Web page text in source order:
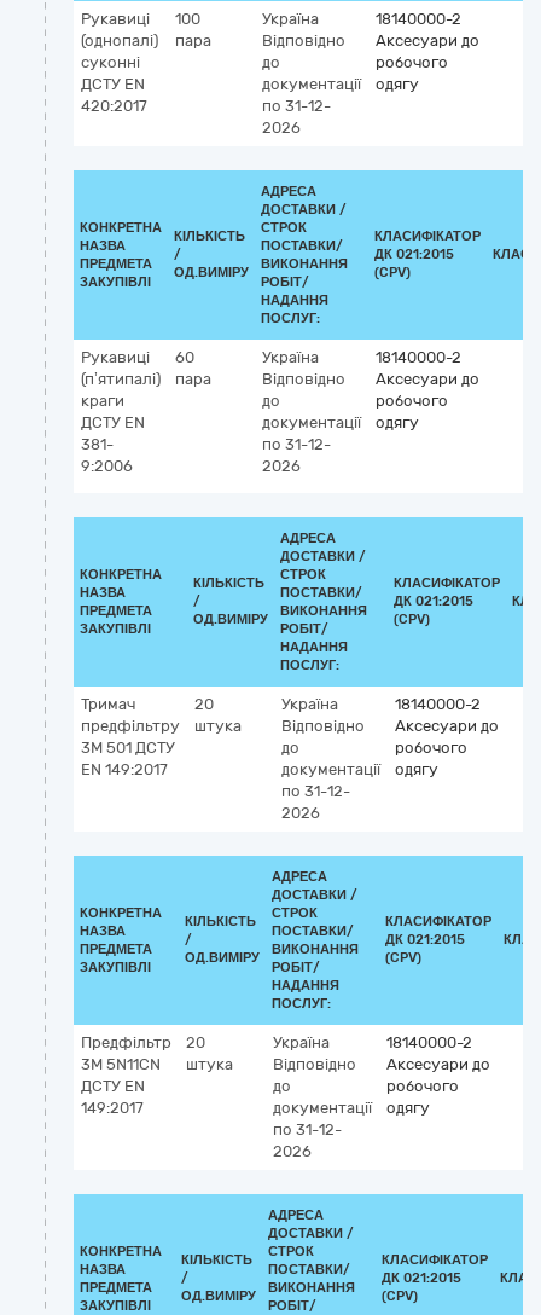
Рукавиці
(однопалі)
суконні
ДСТУ EN
420:2017
100
пара
Україна
Відповідно
до
документації
по 31-12-
2026
18140000-2
Аксесуари до
робочого
одягу
КОНКРЕТНА
НАЗВА
ПРЕДМЕТА
ЗАКУПІВЛІ
КІЛЬКІСТЬ
/
ОД.ВИМІРУ
АДРЕСА
ДОСТАВКИ /
СТРОК
ПОСТАВКИ/
ВИКОНАННЯ
РОБІТ/
НАДАННЯ
ПОСЛУГ:
КЛАСИФІКАТОР
ДК 021:2015
(CPV)
Рукавиці
(п’ятипалі)
краги
ДСТУ EN
381-
9:2006
60
пара
Україна
Відповідно
до
документації
по 31-12-
2026
18140000-2
Аксесуари до
робочого
одягу
КОНКРЕТНА
НАЗВА
ПРЕДМЕТА
ЗАКУПІВЛІ
КІЛЬКІСТЬ
/
ОД.ВИМІРУ
АДРЕСА
ДОСТАВКИ /
СТРОК
ПОСТАВКИ/
ВИКОНАННЯ
РОБІТ/
НАДАННЯ
ПОСЛУГ:
КЛАСИФІКАТОР
ДК 021:2015
(CPV)
Тримач
предфільтру
3М 501 ДСТУ
EN 149:2017
20
штука
Україна
Відповідно
до
документації
по 31-12-
2026
18140000-2
Аксесуари до
робочого
одягу
КОНКРЕТНА
НАЗВА
ПРЕДМЕТА
ЗАКУПІВЛІ
КІЛЬКІСТЬ
/
ОД.ВИМІРУ
АДРЕСА
ДОСТАВКИ /
СТРОК
ПОСТАВКИ/
ВИКОНАННЯ
РОБІТ/
НАДАННЯ
ПОСЛУГ:
КЛАСИФІКАТОР
ДК 021:2015
(CPV)
Предфільтр
3М 5N11CN
ДСТУ EN
149:2017
20
штука
Україна
Відповідно
до
документації
по 31-12-
2026
18140000-2
Аксесуари до
робочого
одягу
КОНКРЕТНА
НАЗВА
ПРЕДМЕТА
ЗАКУПІВЛІ
КІЛЬКІСТЬ
/
ОД.ВИМІРУ
АДРЕСА
ДОСТАВКИ /
СТРОК
ПОСТАВКИ/
ВИКОНАННЯ
РОБІТ/
КЛАСИФІКАТОР
ДК 021:2015
(CPV)